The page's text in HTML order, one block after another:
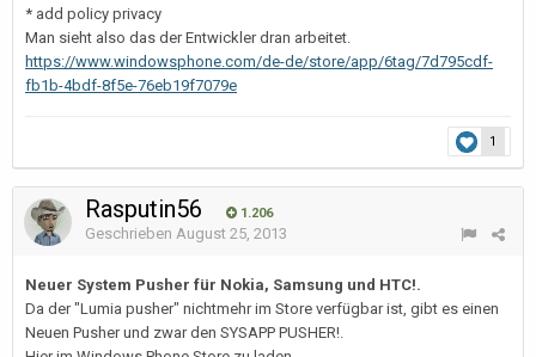
* add policy privacy
Man sieht also das der Entwickler dran arbeitet.
https://www.windowsphone.com/de-de/store/app/6tag/7d795cdf-
fb1b-4bdf-8f5e-76eb19f7079e
1
Rasputin56 1.206
Geschrieben August 25, 2013
Neuer System Pusher für Nokia, Samsung und HTC!.
Da der "Lumia pusher" nichtmehr im Store verfügbar ist, gibt es einen
Neuen Pusher und zwar den SYSAPP PUSHER!.